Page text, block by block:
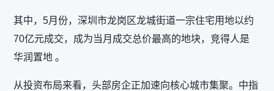
其中，5月份，深圳市龙岗区龙城街道一宗住宅用地以约
70亿元成交，成为当月成交总价最高的地块，竞得人是
华润置地 。
从投资布局来看，头部房企正加速向核心城市集聚。中指